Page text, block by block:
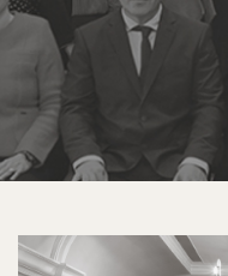
01